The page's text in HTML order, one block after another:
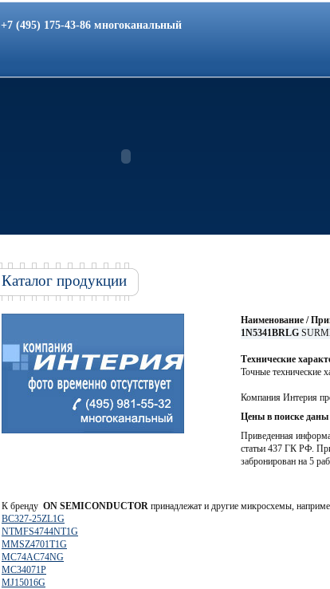
+7 (495) 175-43-86 многоканальный
Каталог продукции
Наименование /
1N5341BRLG
Технические
Точные технические
Компания Интерия
Цены в поиске
Приведенная
статьи 437 ГК РФ. При
забронирован на 5
К бренду ON SEMICONDUCTOR принадлежат и другие микросхемы,
BC327-25ZL1G
NTMFS4744NT1G
MMSZ4701T1G
MC74AC74NG
MC34071P
MJ15016G